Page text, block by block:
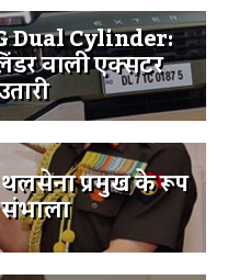
Dual Cylinder:
वाली एक्सटर
थलसेना प्रमुख के रूप